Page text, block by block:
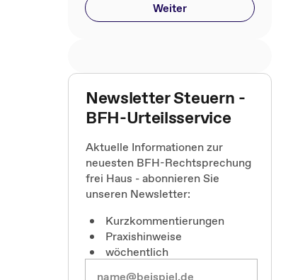
Weiter
Newsletter Steuern -
BFH-Urteilsservice
Aktuelle Informationen zur
neuesten BFH-Rechtsprechung
frei Haus - abonnieren Sie
unseren Newsletter:
Kurzkommentierungen
Praxishinweise
wöchentlich